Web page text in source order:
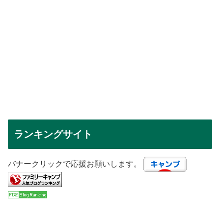
ランキングサイト
バナークリックで応援お願いします。